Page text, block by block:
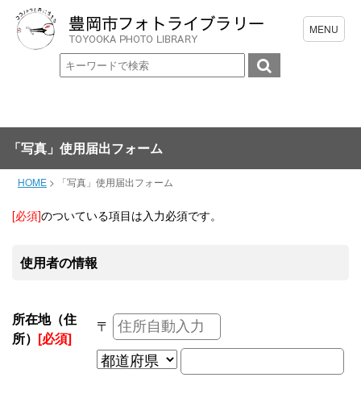
「写真」使用届出フォーム
HOME > 「写真」使用届出フォーム
[必須]のついている項目は入力必須です。
使用者の情報
所在地（住
所） [必須]
〒